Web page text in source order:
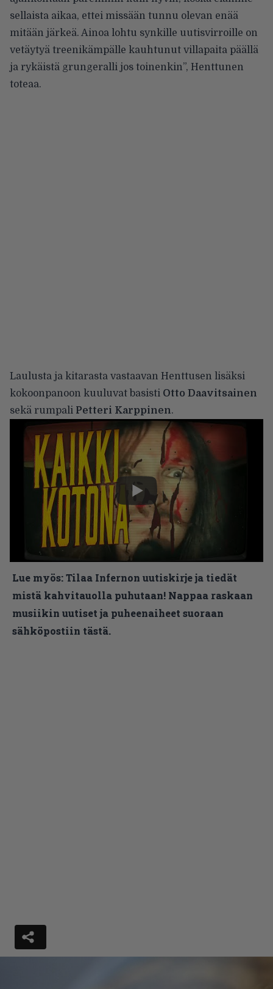
sellaista aikaa, ettei missään tunnu olevan enää
mitään järkeä. Ainoa lohtu synkille uutisvirroille on
vetäytyä treenikämpälle kauhtunut villapaita päällä
ja rykäistä grungeralli jos toinenkin”, Henttunen
toteaa.
Laulusta ja kitarasta vastaavan Henttusen lisäksi
kokoonpanoon kuuluvat basisti Otto Daavitsainen
sekä rumpali Petteri Karppinen.
Lue myös:Tilaa Infernon uutiskirje ja tiedät
mistä kahvitauolla puhutaan! Nappaa raskaan
musiikin uutiset ja puheenaiheet suoraan
sähköpostiin tästä.